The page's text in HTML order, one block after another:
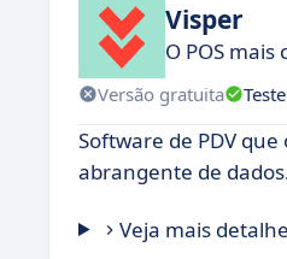
Visper
O POS
Versão gratuita
Software de PDV
abrangente de
Veja mais